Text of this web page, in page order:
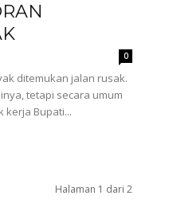
0
ditemukan jalan rusak.
tetapi secara umum
kerja Bupati...
Halaman 1 dari 2